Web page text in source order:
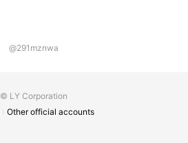
@291mznwa
© LY Corporation
Other official accounts